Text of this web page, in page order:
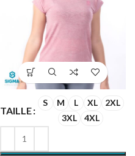
TAILLE
S M L XL
2XL
3XL
4XL